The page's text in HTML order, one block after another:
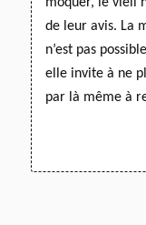
de leur avis. La
n’est pas
elle invite à ne
par là même à